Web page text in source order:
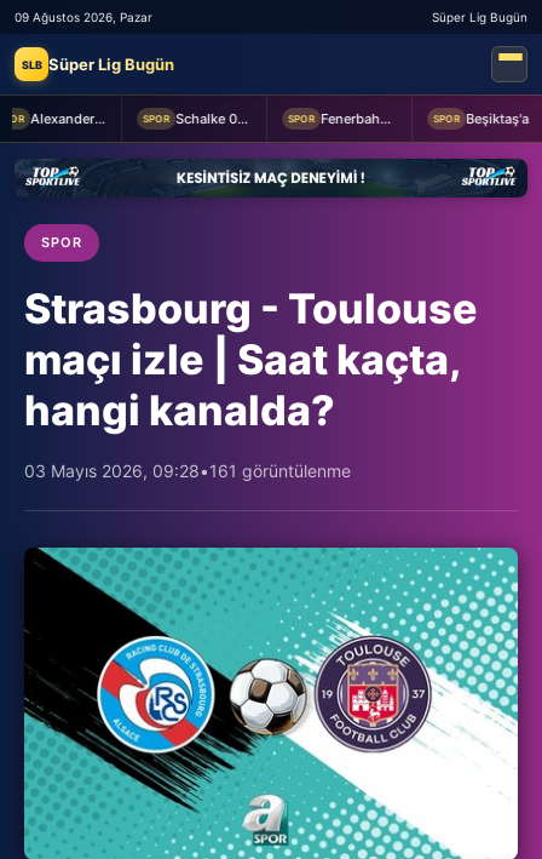
09 Ağustos 2026, Pazar Süper Lig Bugün
SLB Süper Lig Bugün
Alexander Nübel: En önemlisi takım halinde oynamak SPOR Schalke 04 Edin Dzeko ile 1 yıllık yeni sözleşme imzaladı SPOR Fenerbahçe 2-0 Sturm Graz (MAÇTAN KARELER) SPOR Beşiktaş'a Youssouf Fofana transferinde müjdeli haber!
SPOR
Strasbourg - Toulouse
maçı izle | Saat kaçta,
hangi kanalda?
03 Mayıs 2026, 09:28•161 görüntülenme